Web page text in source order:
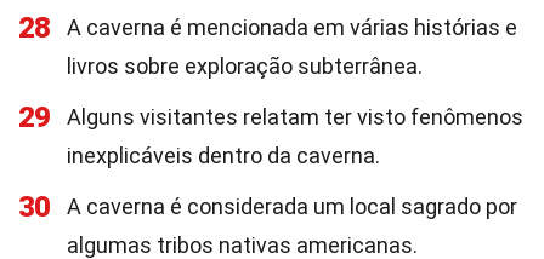
28
A caverna é mencionada em várias histórias e
livros sobre exploração subterrânea.
29
Alguns visitantes relatam ter visto fenômenos
inexplicáveis dentro da caverna.
30
A caverna é considerada um local sagrado por
algumas tribos nativas americanas.